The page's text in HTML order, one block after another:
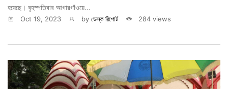
হয়েছে। বৃহস্পতিবার আগারগাঁওয়ে...
Oct 19, 2023 by ডেস্ক রিপোর্ট 284 views